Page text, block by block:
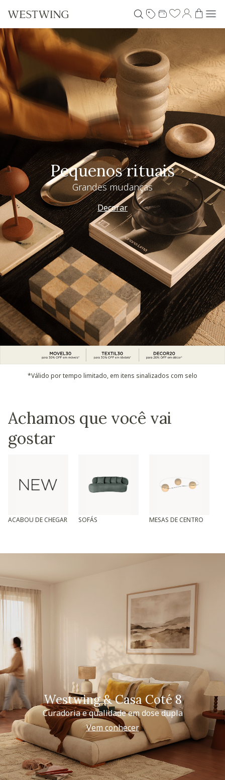
Pequenos rituais
Grandes mudanças
Decorar
*Válido por tempo limitado, em itens sinalizados com selo
Achamos que você vai
gostar
ACABOU DE CHEGAR SOFÁS MESAS DE CENTRO
Westwing & Casa Coté 8
Curadoria e qualidade em dose dupla
Vem conhecer